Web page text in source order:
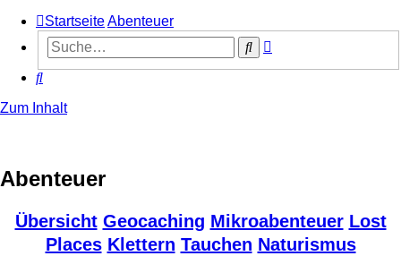
StartseiteAbenteuer
Suche
Suche
Zum Inhalt
Abenteuer
Übersicht Geocaching Mikroabenteuer Lost
Places Klettern Tauchen Naturismus